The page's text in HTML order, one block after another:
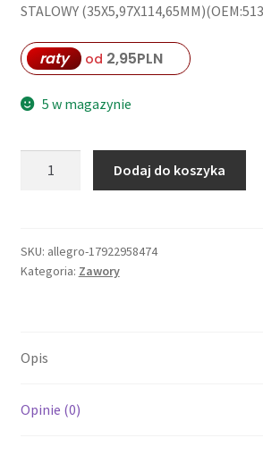
STALOWY
raty od 2,95PLN
5 w magazynie
POLARIS
700/800
(35X5,97X114,65MM)
Dodaj do koszyka
SKU: allegro-17922958474
Kategoria: Zawory
Opis
Opinie (0)